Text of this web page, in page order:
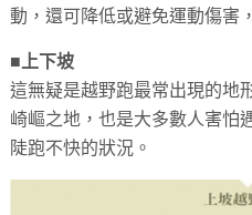
動，還可降低或避免運動傷害
■上下坡
這無疑是越野跑最常出現的地
崎嶇之地，也是大多數人害怕
陡跑不快的狀況。